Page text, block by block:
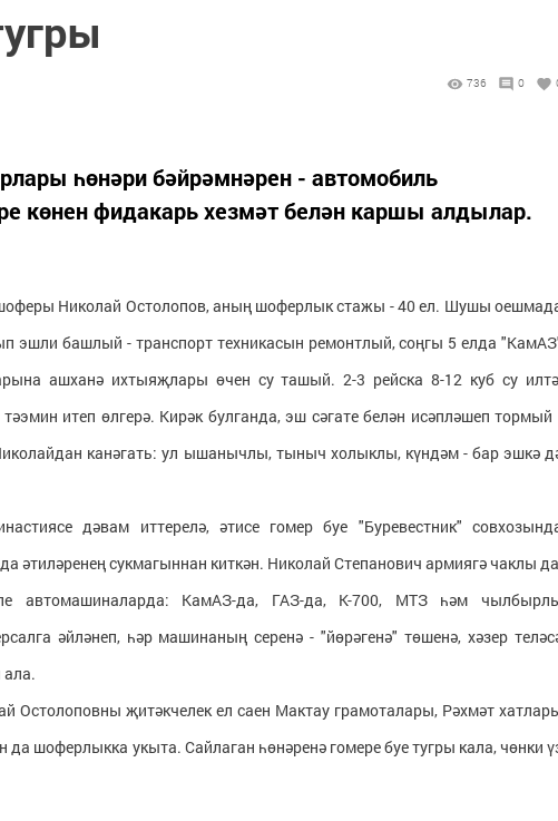
736 0
һөнәри бәйрәмнәрен - автомобиль
көнен фидакарь хезмәт белән каршы алдылар.
Николай Остолопов, аның шоферлык стажы - 40 ел. Шушы
эшли башлый - транспорт техникасын ремонтлый, соңгы 5 елда
ашханә ихтыяҗлары өчен су ташый. 2-3 рейска 8-12 куб су
итеп өлгерә. Кирәк булганда, эш сәгате белән исәпләшеп тормый
канәгать: ул ышанычлы, тыныч холыклы, күндәм - бар эшкә
дәвам иттерелә, әтисе гомер буе "Буревестник"
әтиләренең сукмагыннан киткән. Николай Степанович армиягә чаклы
автомашиналарда: КамАЗ-да, ГАЗ-да, К-700, МТЗ һәм
әйләнеп, һәр машинаның серенә - "йөрәгенә" төшенә, хәзер
ала.
Остолоповны җитәкчелек ел саен Мактау грамоталары, Рәхмәт
да шоферлыкка укыта. Сайлаган һөнәренә гомере буе тугры кала, чөнки